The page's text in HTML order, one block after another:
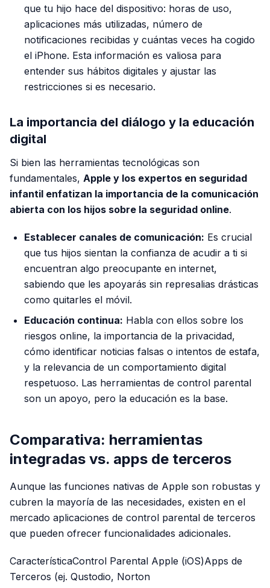
que tu hijo hace del dispositivo: horas de uso,
aplicaciones más utilizadas, número de
notificaciones recibidas y cuántas veces ha cogido
el iPhone. Esta información es valiosa para
entender sus hábitos digitales y ajustar las
restricciones si es necesario.
La importancia del diálogo y la educación
digital
Si bien las herramientas tecnológicas son
fundamentales, Apple y los expertos en seguridad
infantil enfatizan la importancia de la comunicación
abierta con los hijos sobre la seguridad online.
Establecer canales de comunicación: Es crucial
que tus hijos sientan la confianza de acudir a ti si
encuentran algo preocupante en internet,
sabiendo que les apoyarás sin represalias drásticas
como quitarles el móvil.
Educación continua: Habla con ellos sobre los
riesgos online, la importancia de la privacidad,
cómo identificar noticias falsas o intentos de estafa,
y la relevancia de un comportamiento digital
respetuoso. Las herramientas de control parental
son un apoyo, pero la educación es la base.
Comparativa: herramientas
integradas vs. apps de terceros
Aunque las funciones nativas de Apple son robustas y
cubren la mayoría de las necesidades, existen en el
mercado aplicaciones de control parental de terceros
que pueden ofrecer funcionalidades adicionales.
CaracterísticaControl Parental Apple (iOS)Apps de
Terceros (ej. Qustodio, Norton